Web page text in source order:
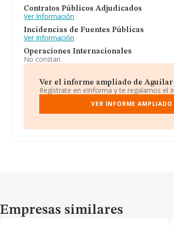
Contratos Públicos Adjudicados
Ver Información
Incidencias de Fuentes Públicas
Ver Información
Operaciones Internacionales
No constan
Ver el informe ampliado de Aguilar
Regístrate en eInforma y te regalamos el
VER INFORME AMPLIADO
Empresas similares
Empresas similares